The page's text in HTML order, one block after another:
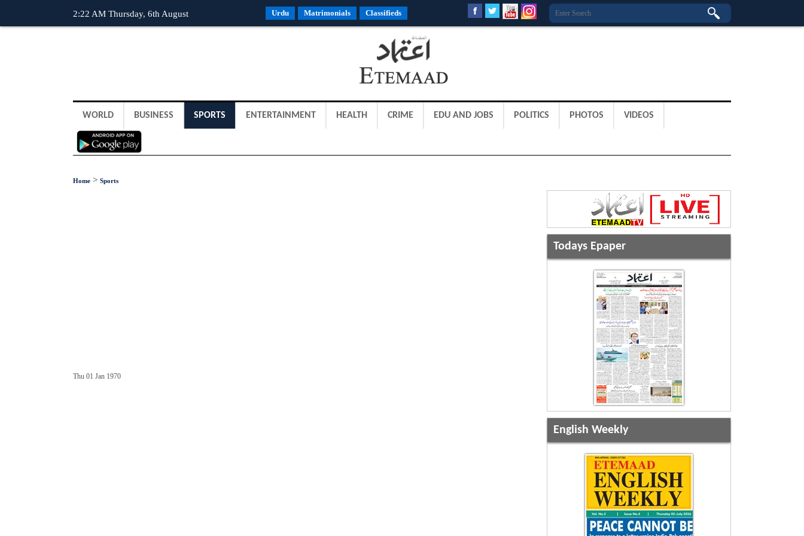
2:22 AM Thursday, 6th August Urdu Matrimonials Classifieds
WORLD BUSINESS SPORTS ENTERTAINMENT HEALTH CRIME EDU AND JOBS POLITICS PHOTOS VIDEOS
Home > Sports
Thu 01 Jan 1970
Todays Epaper
English Weekly